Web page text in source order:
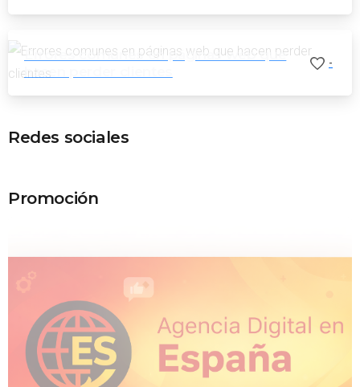
Errores comunes en páginas web que
hacen perder clientes
-
Redes sociales
Promoción